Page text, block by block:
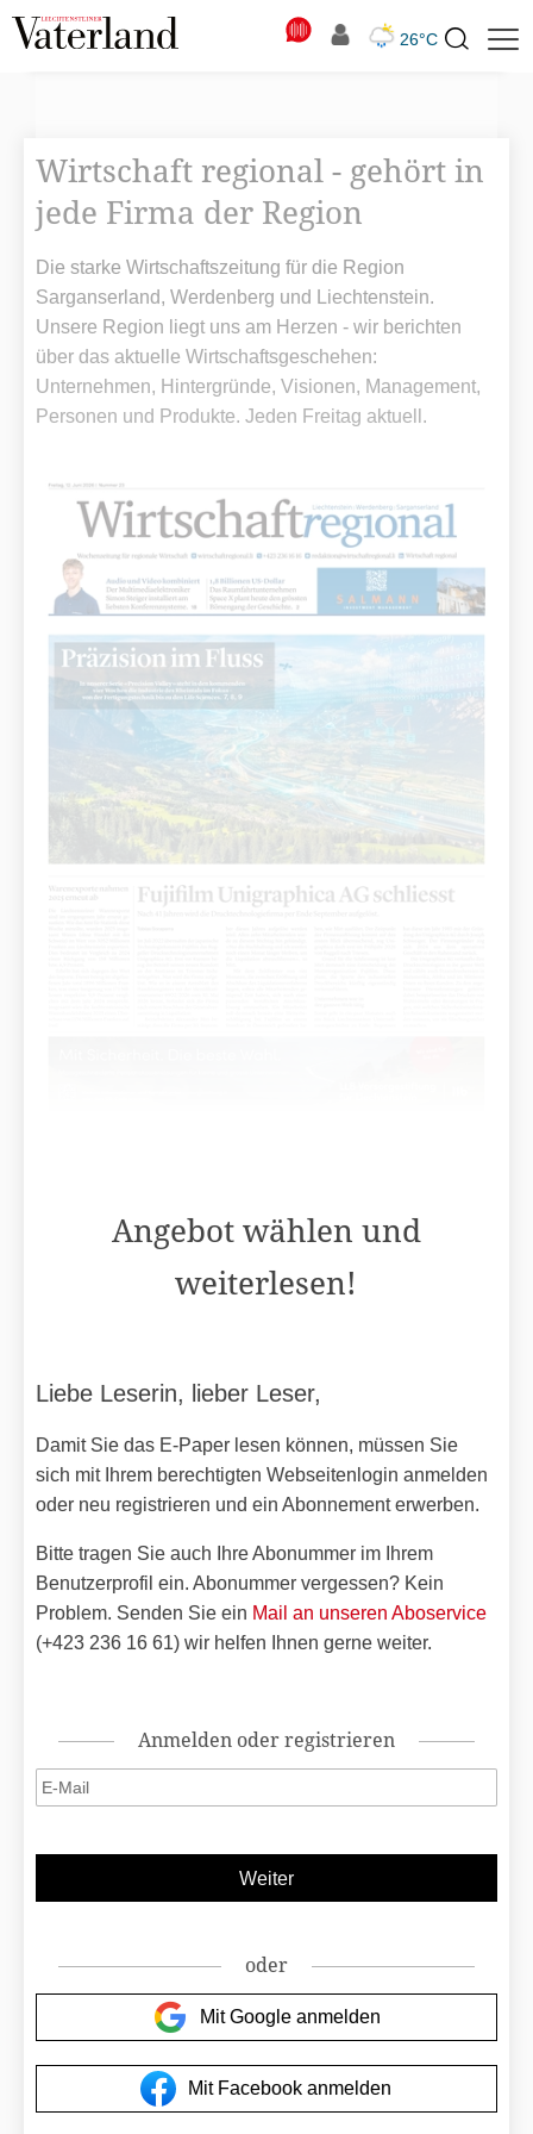
26°CSuchbegriff
Wirtschaft regional - gehört in
jede Firma der Region
Die starke Wirtschaftszeitung für die Region
Sarganserland, Werdenberg und Liechtenstein.
Unsere Region liegt uns am Herzen - wir berichten
über das aktuelle Wirtschaftsgeschehen:
Unternehmen, Hintergründe, Visionen, Management,
Personen und Produkte. Jeden Freitag aktuell.
Angebot wählen und
weiterlesen!
Liebe Leserin, lieber Leser,
Damit Sie das E-Paper lesen können, müssen Sie
sich mit Ihrem berechtigten Webseitenlogin anmelden
oder neu registrieren und ein Abonnement erwerben.
Bitte tragen Sie auch Ihre Abonummer im Ihrem
Benutzerprofil ein. Abonummer vergessen? Kein
Problem. Senden Sie ein Mail an unseren Aboservice
(+423 236 16 61) wir helfen Ihnen gerne weiter.
Anmelden oder registrieren
oder
Mit Google anmelden
Mit Facebook anmelden